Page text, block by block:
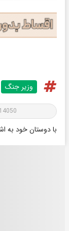
وزیر جنگ
با دوستان خود به